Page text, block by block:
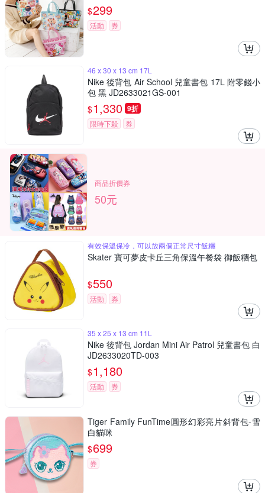
$299
活動 券
46 x 30 x 13 cm 17L
Nike 後背包 Air School 兒童書包 17L 附零錢小
包 黑 JD2633021GS-001
$1,330 9折
限時下殺 券
商品折價券
50元
有效保溫保冷，可以放兩個正常尺寸飯糰
Skater 寶可夢皮卡丘三角保溫午餐袋 御飯糰包
$550
活動 券
35 x 25 x 13 cm 11L
Nike 後背包 Jordan Mini Air Patrol 兒童書包 白
JD2633020TD-003
$1,180
活動 券
Tiger Family FunTime圓形幻彩亮片斜背包-雪
白貓咪
$699
券